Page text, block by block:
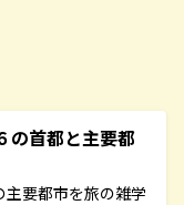
首都と主要都
主要都市を旅の雑学